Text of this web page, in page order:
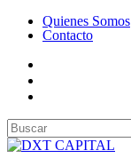
Quienes Somos
Contacto